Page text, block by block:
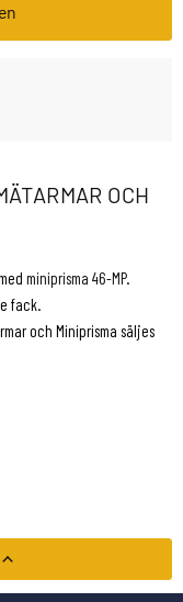
OCH
miniprisma 46-MP.
fack.
och Miniprisma säljes